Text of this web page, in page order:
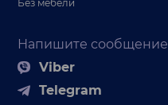
Напишите сообщение
Viber
Telegram
Без мебели